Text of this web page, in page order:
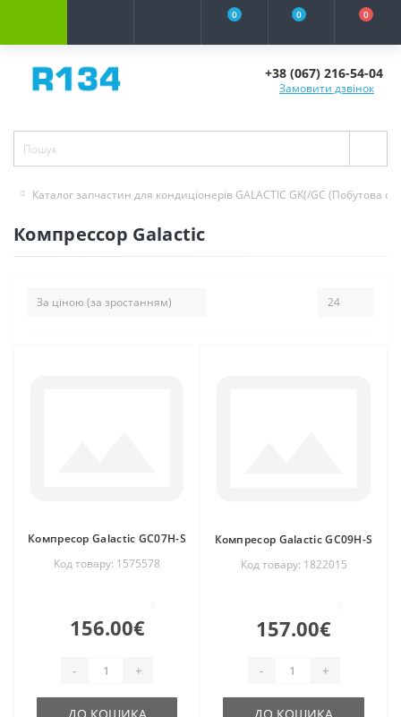
0 0 0
+38 (067) 216-54-04
Замовити дзвінок
Каталог запчастин для кондиціонерів GALACTIC GK(/GC (Побутова
Компрессор Galactic
Компресор Galactic GC07H-S
Код товару: 1575578
156.00€
- +
Компресор Galactic GC09H-S
Код товару: 1822015
157.00€
- +